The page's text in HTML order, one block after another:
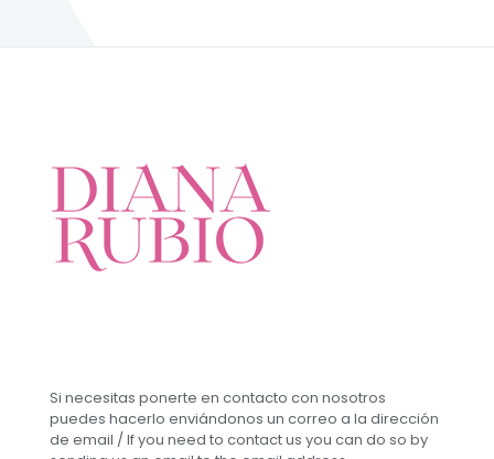
Si necesitas ponerte en contacto con nosotros
puedes hacerlo enviándonos un correo a la dirección
de email / If you need to contact us you can do so by